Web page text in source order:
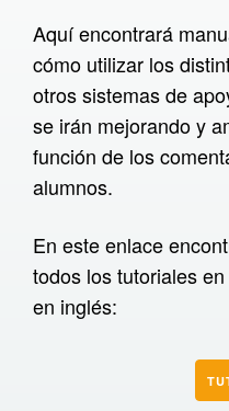
Visita virtual en 3D
Configurador de
Herramienta de
documentación XR
Libro interactivo XR
Infraestructura
Traductor H5P
Catharsis
Servicio de entrega
Aquí encontrará
cómo utilizar los
otros sistemas de
se irán mejorando y
función de los
alumnos.
En este enlace
todos los tutoriales
en inglés: